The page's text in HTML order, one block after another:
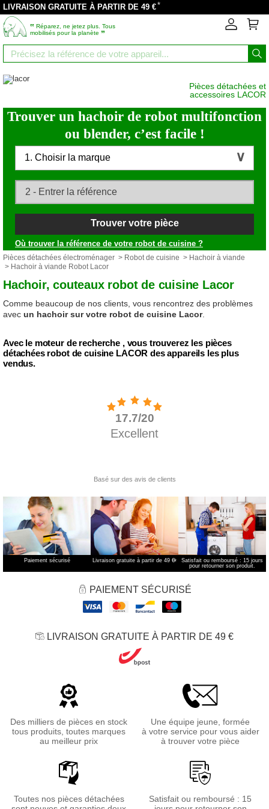
LIVRAISON GRATUITE À PARTIR DE 49 €*
‟ Réparez, ne jetez plus. Tous
mobilisés pour la planète ”
Pièces détachées et
accessoires LACOR
Trouver un hachoir de robot multifonction
ou blender, c’est facile !
1. Choisir la marque
Trouver votre pièce
Où trouver la référence de votre robot de cuisine ?
Pièces détachées électroménager > Robot de cuisine > Hachoir à viande
> Hachoir à viande Robot Lacor
Hachoir, couteaux robot de cuisine Lacor
Comme beaucoup de nos clients, vous rencontrez des problèmes
avec un hachoir sur votre robot de cuisine Lacor.
Avec le moteur de recherche , vous trouverez les pièces
détachées robot de cuisine LACOR des appareils les plus
vendus.
Paiement sécurisé Livraison gratuite à partir de 49 €*
Satisfait ou remboursé : 15 jours
pour retourner son produit.
PAIEMENT SÉCURISÉ
LIVRAISON GRATUITE À PARTIR DE 49 €
Des milliers de pièces en stock
tous produits, toutes marques
au meilleur prix
Une équipe jeune, formée
à votre service pour vous aider
à trouver votre pièce
Toutes nos pièces détachées
Satisfait ou remboursé : 15